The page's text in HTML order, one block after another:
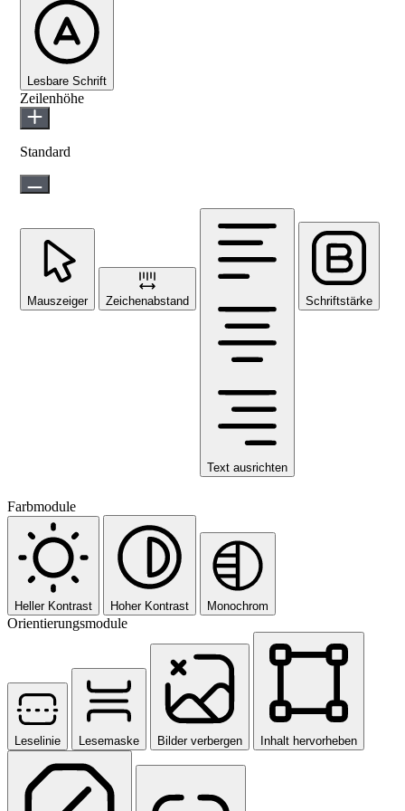
Lesbare Schrift
Zeilenhöhe
Standard
Mauszeiger Zeichenabstand
Text ausrichten
Schriftstärke
Farbmodule
Heller Kontrast Hoher Kontrast Monochrom
Orientierungsmodule
Leselinie Lesemaske Bilder verbergen Inhalt hervorheben